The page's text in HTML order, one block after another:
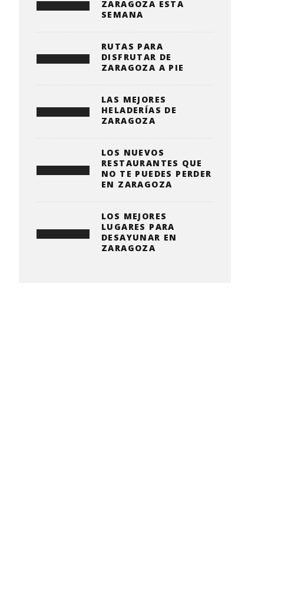
ZARAGOZA ESTA
SEMANA
RUTAS PARA
DISFRUTAR DE
ZARAGOZA A PIE
LAS MEJORES
HELADERÍAS DE
ZARAGOZA
LOS NUEVOS
RESTAURANTES QUE
NO TE PUEDES PERDER
EN ZARAGOZA
LOS MEJORES
LUGARES PARA
DESAYUNAR EN
ZARAGOZA